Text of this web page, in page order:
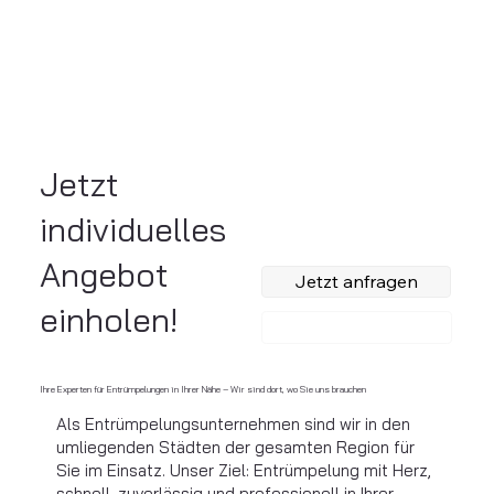
Jetzt
individuelles
Angebot
einholen!
Jetzt anfragen
Ihre Experten für Entrümpelungen in Ihrer Nähe – Wir sind dort, wo Sie uns brauchen
Als Entrümpelungsunternehmen sind wir in den
umliegenden Städten der gesamten Region für
Sie im Einsatz. Unser Ziel: Entrümpelung mit Herz,